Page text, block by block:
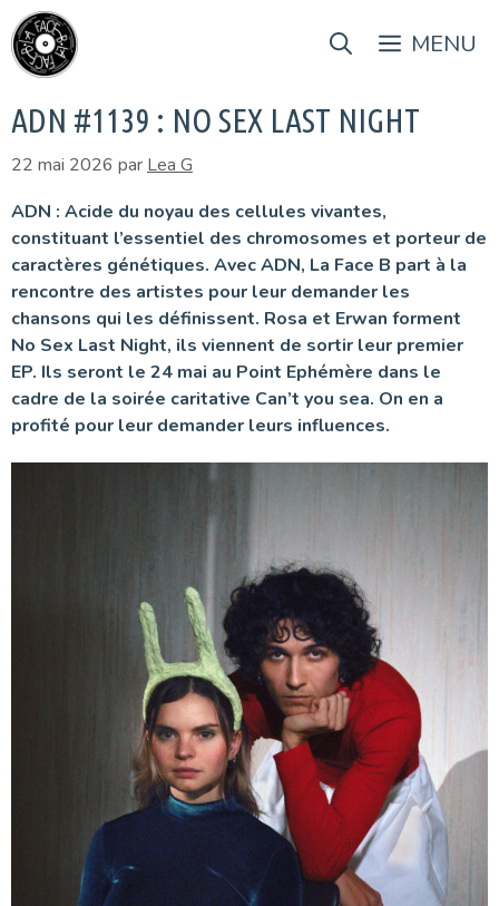
Aller
au
contenu
MENU
ADN #1139 : NO SEX LAST NIGHT
22 mai 2026 par Lea G
ADN : Acide du noyau des cellules vivantes,
constituant l’essentiel des chromosomes et porteur de
caractères génétiques. Avec ADN, La Face B part à la
rencontre des artistes pour leur demander les
chansons qui les définissent. Rosa et Erwan forment
No Sex Last Night, ils viennent de sortir leur premier
EP. Ils seront le 24 mai au Point Ephémère dans le
cadre de la soirée caritative Can’t you sea. On en a
profité pour leur demander leurs influences.